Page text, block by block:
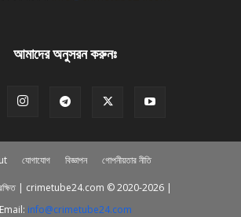
আমাদের অনুসরন করুনঃ
যোগাযোগ বিজ্ঞাপন গোপনীয়তার নীতি
| crimetube24.com © 2020-2026 |
Email: info@crimetube24.com